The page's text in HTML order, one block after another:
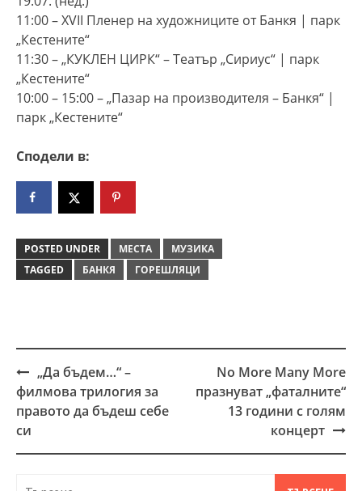
11:00 – XVII Пленер на художниците от Банкя | парк
„Кестените“
11:30 – „КУКЛЕН ЦИРК“ – Театър „Сириус“ | парк
„Кестените“
10:00 – 15:00 – „Пазар на производителя – Банкя“ |
парк „Кестените“
Сподели в:
POSTED UNDER МЕСТА
МУЗИКА
TAGGED
БАНКЯ ГОРЕШЛЯЦИ
Post
navigation
„Да бъдем…“ –
филмова трилогия за
правото да бъдеш себе
си
No More Many More
празнуват „фаталните“
13 години с голям
концерт
Търсене